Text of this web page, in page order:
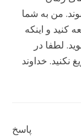
من به شما
کنید و اینکه
لطفا در
خداوند
پاسخ